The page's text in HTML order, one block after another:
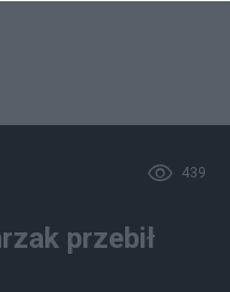
439
przebił